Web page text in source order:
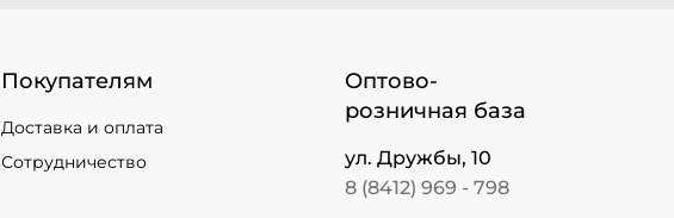
Покупателям
Доставка и оплата
Сотрудничество
Оптово-
розничная база
ул. Дружбы, 10
8 (8412) 969 - 798